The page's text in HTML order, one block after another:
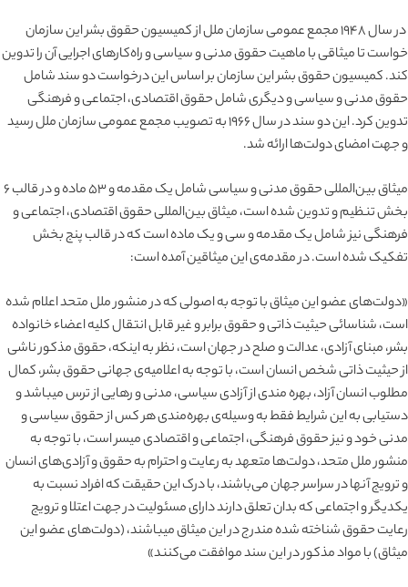
در سال ۱۹۴۸ مجمع عمومی سازمان ملل از کمیسیون حقوق بشر این سازمان
خواست تا میثاقی با ماهیت حقوق مدنی و سیاسی و راه‌کارهای اجرایی آن را تدوین
کند. کمیسیون حقوق بشر این سازمان بر اساس این درخواست دو سند شامل
حقوق مدنی و سیاسی و دیگری شامل حقوق اقتصادی، اجتماعی و فرهنگی
تدوین کرد. این دو سند در سال ۱۹۶۶ به تصویب مجمع عمومی سازمان ملل رسید
و جهت امضای دولت‌ها ارائه شد.
میثاق بین‌المللی حقوق مدنی و سیاسی شامل یک مقدمه و ۵۳ ماده و در قالب ۶
بخش تنظیم و تدوین شده است، میثاق بین‌المللی حقوق اقتصادی، اجتماعی و
فرهنگی نیز شامل یک مقدمه و سی و یک ماده است که در قالب پنج بخش
تفکیک شده است. در مقدمه‌ی این میثاقین آمده است:
«دولت‌های عضو این میثاق با توجه به اصولی که در منشور ملل متحد اعلام شده
است، شناسائی حیثیت ذاتی و حقوق برابر و غیر قابل انتقال کلیه اعضاء خانواده
بشر، مبنای آزادی، عدالت و صلح در جهان است، نظر به اینکه، حقوق مذکور ناشی
از حیثیت ذاتی شخص انسان است، با توجه به اعلامیه‌ی جهانی حقوق بشر، کمال
مطلوب انسان آزاد، بهره مندی از آزادی سیاسی، مدنی و رهایی از ترس میباشد و
دستیابی به این شرایط فقط به وسیله‌ی بهره‌مندی هر کس از حقوق سیاسی و
مدنی خود و نیز حقوق فرهنگی، اجتماعی و اقتصادی میسر است، با توجه به
منشور ملل متحد، دولت‌ها متعهد به رعایت و احترام به حقوق و آزادی‌های انسان
و ترویج آنها در سراسر جهان می‌باشند، با درک این حقیقت که افراد نسبت به
یکدیگر و اجتماعی که بدان تعلق دارند دارای مسئولیت در جهت اعتلا و ترویج
رعایت حقوق شناخته شده مندرج در این میثاق میباشند، (دولت‌های عضو این
میثاق) با مواد مذکور در این سند موافقت می‌کنند»